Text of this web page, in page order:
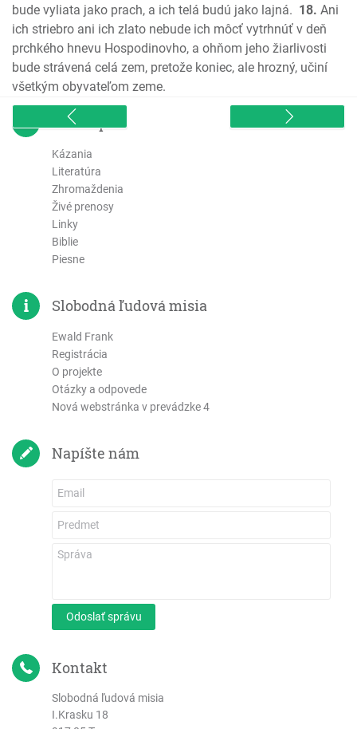
Galatským
Efezským
Filipským
Kolosenským
1. Tesalonickým
2. Tesalonickým
2. Timoteovi
Títovi
Filemonovi
List Židom
List Jakuba
1. Petra
1 Jána
2 Jána
3 Jána
List Júdov
Zjavenie Jána
bude vyliata jako prach, a ich telá budú jako lajná. 18. Ani
ich striebro ani ich zlato nebude ich môcť vytrhnúť v deň
prchkého hnevu Hospodinovho, a ohňom jeho žiarlivosti
bude strávená celá zem, pretože koniec, ale hrozný, učiní
všetkým obyvateľom zeme.
sitemap
Kázania
Literatúra
Zhromaždenia
Živé prenosy
Linky
Biblie
Piesne
Slobodná ľudová misia
Ewald Frank
Registrácia
O projekte
Otázky a odpovede
Nová webstránka v prevádzke 4
Napíšte nám
Odoslať správu
Kontakt
Slobodná ľudová misia
I.Krasku 18